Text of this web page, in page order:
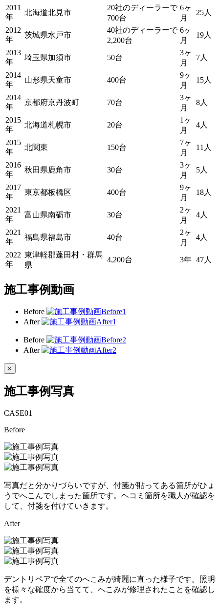
2011
年
北海道北見市
20社のディーラーで
700台
6ヶ
月
25人
2012
年
茨城県水戸市
40社のディーラーで
2,200台
6ヶ
月
19人
2013
年
埼玉県加須市 50台
3ヶ
月
7人
2014
年
山形県天童市 400台
9ヶ
月
15人
2014
年
京都府京丹波町 70台
3ヶ
月
8人
2015
年
北海道札幌市 20台
1ヶ
月
4人
2015
年
北関東 150台
7ヶ
月
11人
2016
年
秋田県鹿角市 30台
3ヶ
月
5人
2017
年
東京都板橋区 400台
9ヶ
月
18人
2021
年
富山県南砺市 30台
2ヶ
月
4人
2021
年
福島県福島市 40台
2ヶ
月
4人
2022
年
東津軽郡蓬田村・群馬
県
4,200台 3年 47人
施工事例動画
Before
After
Before
After
×
施工事例写真
CASE01
Before
写真だと分かりづらいですが、付箋が貼ってある箇所がひょ
うでへこんでしまった箇所です。ヘコミ箇所を職人が確認を
して、付箋を付けていきます。
After
デントリペアで全てのへこみが綺麗に直った様子です。照明
を様々な確度から当てて、へこみが修理されたことを確認し
ます。